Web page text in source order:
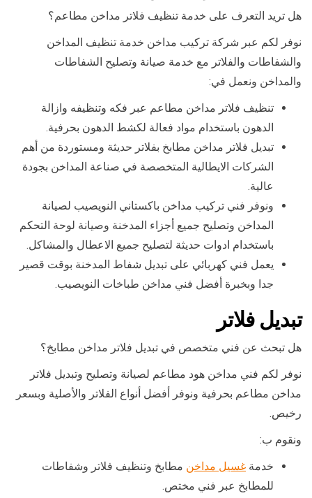
هل تريد التعرف على خدمة تنظيف فلاتر مداخن مطاعم؟
نوفر لكم عبر شركة تركيب مداخن خدمة تنظيف المداخن
والشفاطات والفلاتر مع خدمة صيانة وتصليح الشفاطات
والمداخن ونعمل في:
تنظيف فلاتر مداخن مطاعم عبر فكه وتنظيفه وازالة
الدهون باستخدام مواد فعالة لكشط الدهون بحرفية.
تبديل فلاتر مداخن مطابخ بفلاتر حديثة ومستوردة من أهم
الشركات الايطالية المتخصصة في صناعة المداخن بجودة
عالية.
ونوفر فني تركيب مداخن باكستاني النويصيب لصيانة
المداخن وتصليح جميع أجزاء المدخنة وصيانة لوحة التحكم
باستخدام ادوات حديثة لتصليح جميع الاعطال والمشاكل.
يعمل فني كهربائي على تبديل شفاط المدخنة بوقت قصير
جدا وبخبرة أفضل فني مداخن طباخات النويصيب.
تبديل فلاتر
هل تبحث عن فني متخصص في تبديل فلاتر مداخن مطابخ؟
نوفر لكم فني مداخن هود مطاعم لصيانة وتصليح وتبديل فلاتر
مداخن مطاعم بحرفية ونوفر أفضل أنواع الفلاتر والأصلية وبسعر
رخيص.
ونقوم ب:
خدمة غسيل مداخن مطابخ وتنظيف فلاتر وشفاطات
للمطابخ عبر فني مختص.